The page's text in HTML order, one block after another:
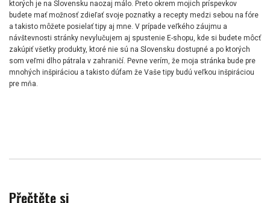
ktorých je na Slovensku naozaj málo. Preto okrem mojich príspevkov
budete mať možnosť zdieľať svoje poznatky a recepty medzi sebou na fóre
a takisto môžete posielať tipy aj mne. V prípade veľkého záujmu a
návštevnosti stránky nevylučujem aj spustenie E-shopu, kde si budete môcť
zakúpiť všetky produkty, ktoré nie sú na Slovensku dostupné a po ktorých
som veľmi dlho pátrala v zahraničí. Pevne verím, že moja stránka bude pre
mnohých inšpiráciou a takisto dúfam že Vaše tipy budú veľkou inšpiráciou
pre mňa.
Přečtěte si